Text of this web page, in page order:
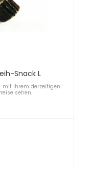
Snack L
mit Ihrem derzeitigen
sehen.